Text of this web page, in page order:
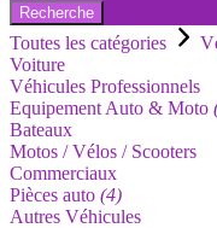
Recherche
Toutes les catégories
Voiture
Véhicules Professionnels
Equipement Auto & Moto
Bateaux
Motos / Vélos / Scooters
Commerciaux
Pièces auto (4)
Autres Véhicules